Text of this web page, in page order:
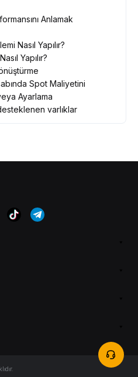
Anlamak
Nasıl Yapılır?
Yapılır?
Spot Maliyetini
Ayarlama
varlıklar